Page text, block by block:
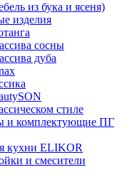
из бука и ясеня)
изделия
сосны
дуба
стиле
и комплектующие ПГ
кухни ELIKOR
и смесители